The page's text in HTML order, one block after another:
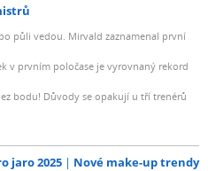
půli vedou. Mirvald zaznamenal první
v prvním poločase je vyrovnaný rekord
bodu! Důvody se opakují u tří trenérů
jaro 2025 Nové make-up trendy